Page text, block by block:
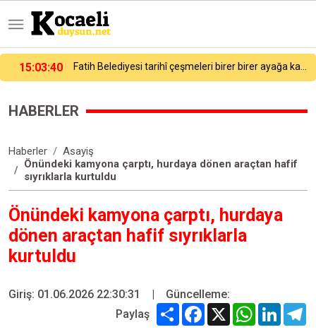
12:52:18 Milli pentatlet İlke Özyüksel Mihrioğlu, Avrupa Şampiyonu oldu
HABERLER
Haberler
Asayiş
Önündeki kamyona çarptı, hurdaya dönen araçtan hafif
sıyrıklarla kurtuldu
Önündeki kamyona çarptı, hurdaya
dönen araçtan hafif sıyrıklarla
kurtuldu
Giriş: 01.06.2026 22:30:31 |
Güncelleme:
Paylaş
Share Facebook
X WhatsApp